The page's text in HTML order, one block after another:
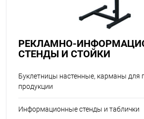
РЕКЛАМНО-
СТЕНДЫ И СТОЙКИ
Буклетницы настенные, карманы для
продукции
Информационные стенды и таблички